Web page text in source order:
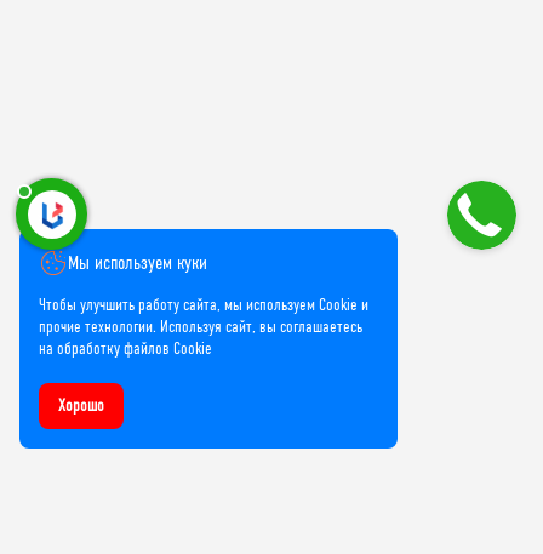
Мы используем куки
Чтобы улучшить работу сайта, мы используем Cookie и
прочие технологии. Используя сайт, вы соглашаетесь
на обработку файлов Cookie
Хорошо